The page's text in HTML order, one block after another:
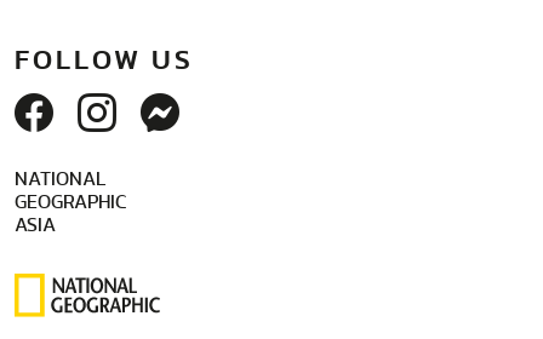
FOLLOW US
NATIONAL
GEOGRAPHIC
ASIA